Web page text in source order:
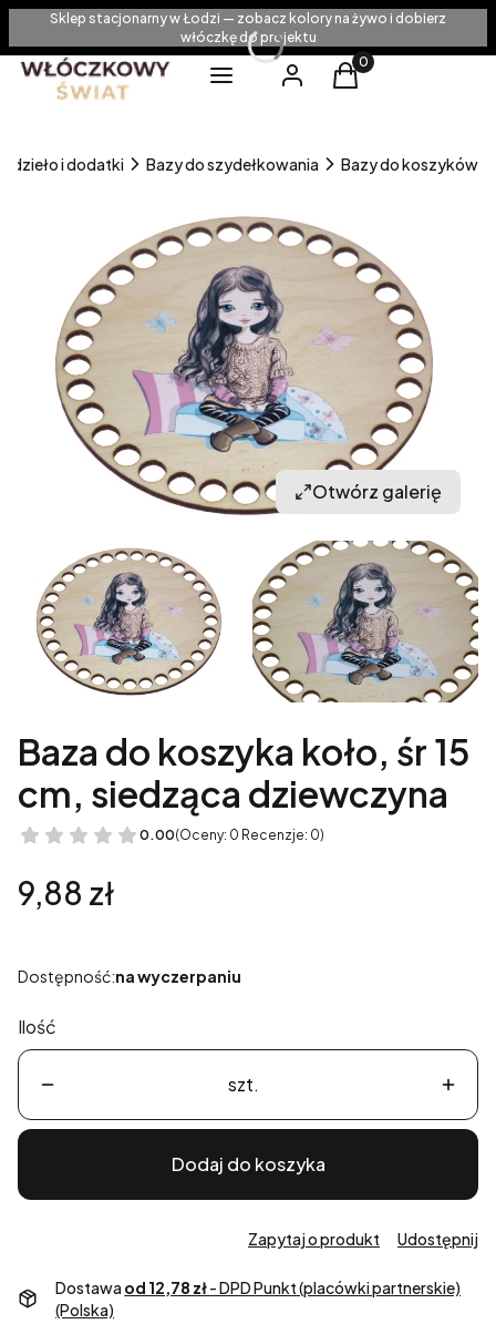
Sklep stacjonarny w Łodzi — zobacz kolory na żywo i dobierz
włóczkę do projektu
Menu
Zaloguj sięProdukty w
Koszyk
i dodatki Bazy do szydełkowania Bazy do koszyków
Otwórz galerię
Baza do koszyka koło, śr 15
cm, siedząca dziewczyna
0.00(Oceny: 0 Recenzje: 0)
Cena
9,88 zł
Dostępność:na wyczerpaniu
Ilość
szt.
Dodaj do koszyka
Zapytaj o produkt Udostępnij
Dostawa od 12,78 zł- DPD Punkt (placówki partnerskie)
(Polska)